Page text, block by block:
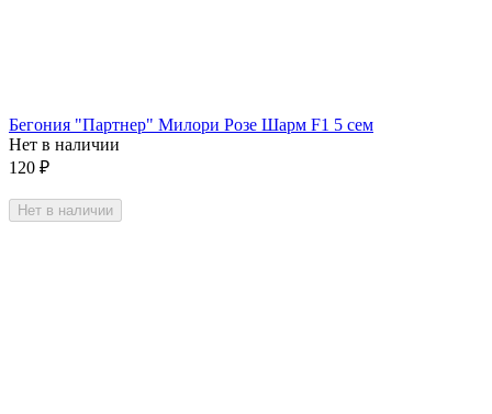
Бегония "Партнер" Милори Розе Шарм F1 5 сем
Нет в наличии
120 ₽
Нет в наличии